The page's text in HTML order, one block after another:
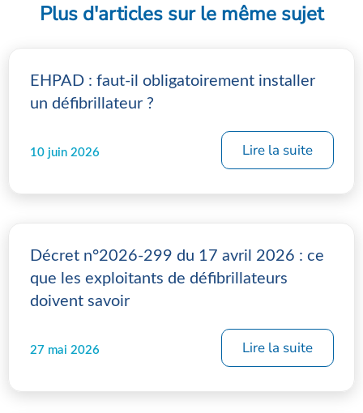
Plus d'articles sur le même sujet
EHPAD : faut-il obligatoirement installer
un défibrillateur ?
10 juin 2026 Lire la suite
Décret n°2026-299 du 17 avril 2026 : ce
que les exploitants de défibrillateurs
doivent savoir
27 mai 2026 Lire la suite